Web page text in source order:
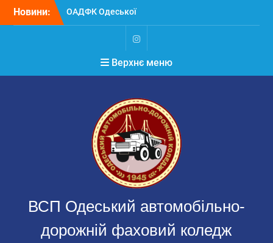
Новини:
ОАДФК Одеської
політехніки на
міжнародному конкурсі
студентів-автомеханіків
В ОАДФК Одеської
політехніки стартують
Головистудентського
самоврядування
РЕЗУЛЬТАТИ ВИБОРІВ
ГОЛОВИ
СТУДЕНТСЬКОГО
САМОВРЯДУВАННЯ
ОАДФК Одеської
політехніки 2026
Instagram
Верхнє меню
ВСП Одеський автомобільно-
дорожній фаховий коледж